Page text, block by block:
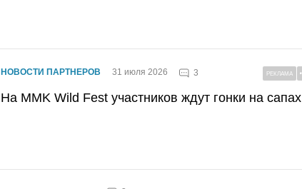
НОВОСТИ ПАРТНЕРОВ 31 июля 2026 3 РЕКЛАМА
На MMK Wild Fest участников ждут гонки на сапах